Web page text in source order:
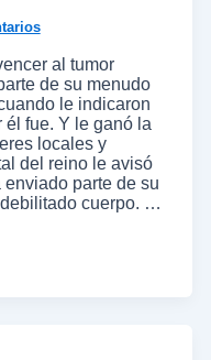
al tumor
de su menudo
le indicaron
él fue. Y le ganó la
locales y
del reino le avisó
parte de su
cuerpo. …